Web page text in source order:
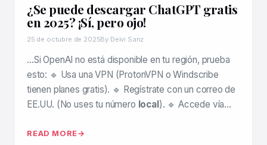
¿Se puede descargar ChatGPT gratis
en 2025? ¡Sí, pero ojo!
25 de octubre de 2025By Deivi Sanz
…Si OpenAI no está disponible en tu región, prueba
esto: 🔹 Usa una VPN (ProtonVPN o Windscribe
tienen planes gratis). 🔹 Regístrate con un correo de
EE.UU. (No uses tu número local ). 🔹 Accede vía…
READ MORE